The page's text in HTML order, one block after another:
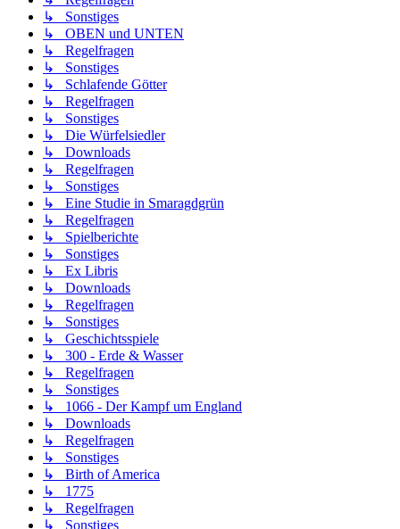
↳ Sonstiges
↳ OBEN und UNTEN
↳ Regelfragen
↳ Sonstiges
↳ Schlafende Götter
↳ Regelfragen
↳ Sonstiges
↳ Die Würfelsiedler
↳ Downloads
↳ Regelfragen
↳ Sonstiges
↳ Eine Studie in Smaragdgrün
↳ Regelfragen
↳ Spielberichte
↳ Sonstiges
↳ Ex Libris
↳ Downloads
↳ Regelfragen
↳ Sonstiges
↳ Geschichtsspiele
↳ 300 - Erde & Wasser
↳ Regelfragen
↳ Sonstiges
↳ 1066 - Der Kampf um England
↳ Downloads
↳ Regelfragen
↳ Sonstiges
↳ Birth of America
↳ 1775
↳ Regelfragen
↳ Sonstiges